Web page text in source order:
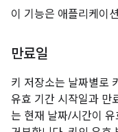
이 기능은 애플리케이
만료일
키 저장소는 날짜별로
유효 기간 시작일과
는 현재 날짜/시간이